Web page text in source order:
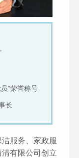
”荣誉称号
长
服务、家政服
有限公司创立